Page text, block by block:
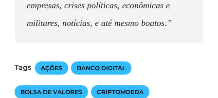
empresas, crises políticas, econômicas e
militares, notícias, e até mesmo boatos.”
Tags AÇÕES BANCO DIGITAL
BOLSA DE VALORES CRIPTOMOEDA